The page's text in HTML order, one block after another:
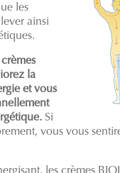
les
ainsi
la
et vous
Si
vous vous